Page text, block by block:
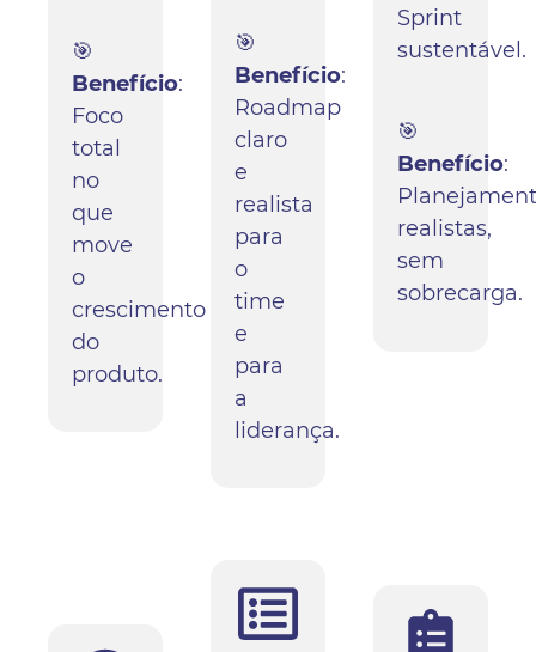
🎯
Benefício:
Foco
total
no
que
move
o
crescimento
do
produto.
🎯
Benefício:
Roadmap
claro
e
realista
para
o
time
e
para
a
liderança.
Sprint
sustentável.
🎯
Benefício:
realistas,
sem
sobrecarga.